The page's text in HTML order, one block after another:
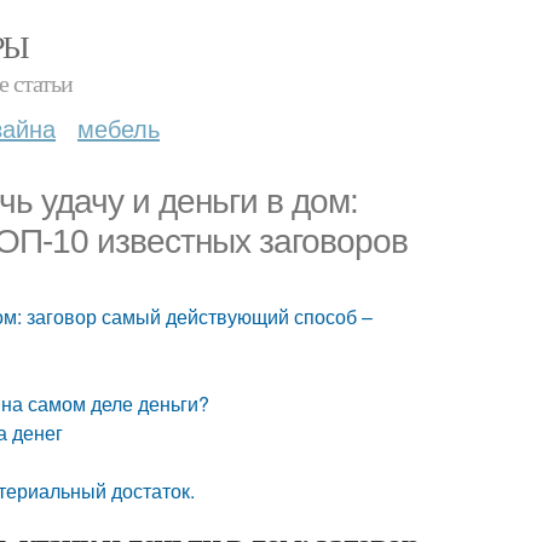
статьи
мебель
удачу и деньги в дом:
10 известных заговоров
заговор самый действующий способ –
самом деле деньги?
денег
достаток.